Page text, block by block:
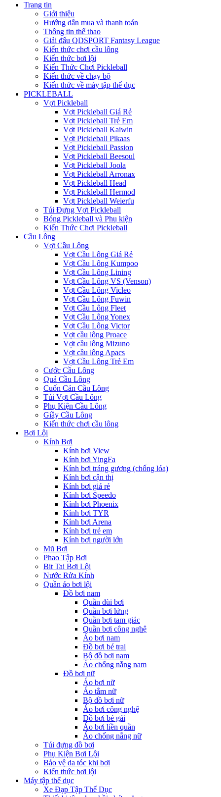
Trang tin
Giới thiệu
Hướng dẫn mua và thanh toán
Thông tin thể thao
Giải đấu QDSPORT Fantasy League
Kiến thức chơi cầu lông
Kiến thức bơi lội
Kiến Thức Chơi Pickleball
Kiến thức về chạy bộ
Kiến thức về máy tập thể dục
PICKLEBALL
Vợt Pickleball
Vợt Pickleball Giá Rẻ
Vợt Pickleball Trẻ Em
Vợt Pickleball Kaiwin
Vợt Pickleball Pikaas
Vợt Pickleball Passion
Vợt Pickleball Beesoul
Vợt Pickleball Joola
Vợt Pickleball Arronax
Vợt Pickleball Head
Vợt Pickleball Hermod
Vợt Pickleball Weierfu
Túi Đựng Vợt Pickleball
Bóng Pickleball và Phụ kiện
Kiến Thức Chơi Pickleball
Cầu Lông
Vợt Cầu Lông
Vợt Cầu Lông Giá Rẻ
Vợt Cầu Lông Kumpoo
Vợt Cầu Lông Lining
Vợt Cầu Lông VS (Venson)
Vợt Cầu Lông Vicleo
Vợt Cầu Lông Fuwin
Vợt Cầu Lông Fleet
Vợt Cầu Lông Yonex
Vợt Cầu Lông Victor
Vợt cầu lông Proace
Vợt cầu lông Mizuno
Vợt cầu lông Apacs
Vợt Cầu Lông Trẻ Em
Cước Cầu Lông
Quả Cầu Lông
Cuốn Cán Cầu Lông
Túi Vợt Cầu Lông
Phụ Kiện Cầu Lông
Giầy Cầu Lông
Kiến thức chơi cầu lông
Bơi Lội
Kính Bơi
Kính bơi View
Kính bơi YingFa
Kính bơi tráng gương (chống lóa)
Kính bơi cận thị
Kính bơi giá rẻ
Kính bơi Speedo
Kính bơi Phoenix
Kính bơi TYR
Kính bơi Arena
Kính bơi trẻ em
Kính bơi người lớn
Mũ Bơi
Phao Tập Bơi
Bit Tai Bơi Lội
Nước Rửa Kính
Quần áo bơi lội
Đồ bơi nam
Quần đùi bơi
Quần bơi lửng
Quần bơi tam giác
Quần bơi công nghệ
Áo bơi nam
Đồ bơi bé trai
Bộ đồ bơi nam
Áo chống nắng nam
Đồ bơi nữ
Áo bơi nữ
Áo tắm nữ
Bộ đồ bơi nữ
Áo bơi công nghệ
Đồ bơi bé gái
Áo bơi liền quần
Áo chống nắng nữ
Túi đựng đồ bơi
Phụ Kiện Bơi Lội
Bảo vệ da tóc khi bơi
Kiến thức bơi lội
Máy tập thể dục
Xe Đạp Tập Thể Dục